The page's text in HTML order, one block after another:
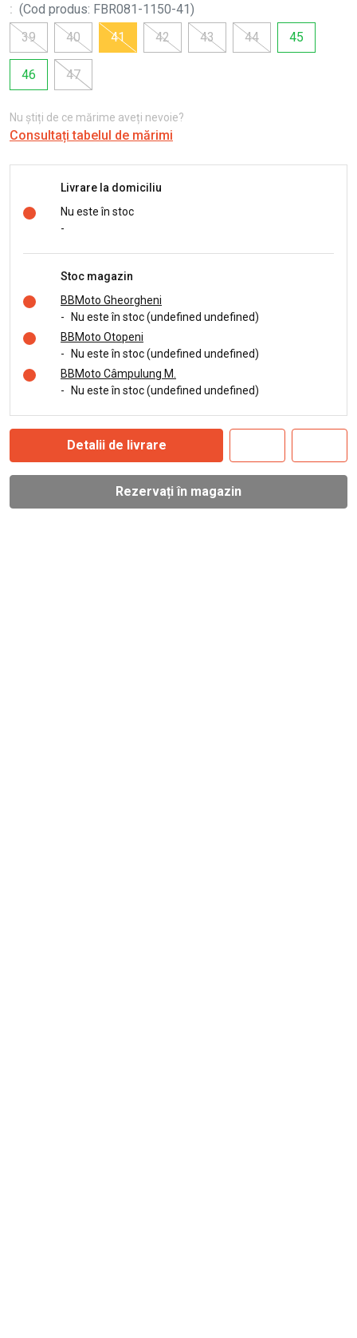
: (Cod produs: FBR081-1150-41)
39
40 41 42 43 44 45
46 47
Nu știți de ce mărime aveți nevoie?
Consultați tabelul de mărimi
Livrare la domiciliu
Nu este în stoc
-
Stoc magazin
BBMoto Gheorgheni
-
Nu este în stoc (undefined undefined)
BBMoto Otopeni
-
Nu este în stoc (undefined undefined)
BBMoto Câmpulung M.
-
Nu este în stoc (undefined undefined)
Detalii de livrare
Rezervați în magazin